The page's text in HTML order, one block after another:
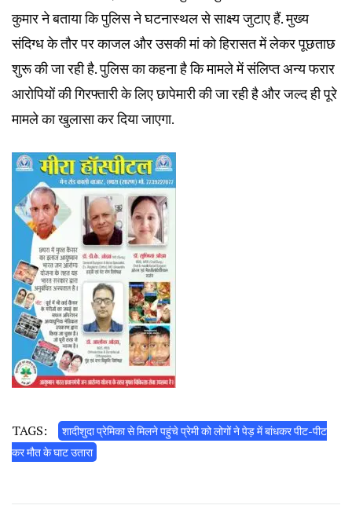
कुमार ने बताया कि पुलिस ने घटनास्थल से साक्ष्य जुटाए हैं. मुख्य
संदिग्ध के तौर पर काजल और उसकी मां को हिरासत में लेकर पूछताछ
शुरू की जा रही है. पुलिस का कहना है कि मामले में संलिप्त अन्य फरार
आरोपियों की गिरफ्तारी के लिए छापेमारी की जा रही है और जल्द ही पूरे
मामले का खुलासा कर दिया जाएगा.
TAGS:
शादीशुदा प्रेमिका से मिलने पहुंचे प्रेमी को लोगों ने पेड़ में बांधकर पीट-पीट
कर मौत के घाट उतारा